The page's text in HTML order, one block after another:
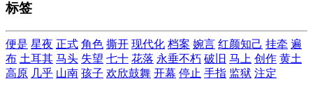
标签
便是 星夜 正式 角色 撕开 现代化 档案 婉言 红颜知己 挂牵 遍
布 土耳其 马头 失望 七十 花落 永垂不朽 破旧 马上 创作 黄土
高原 几乎 山南 孩子 欢欣鼓舞 开幕 停止 手指 监狱 注定